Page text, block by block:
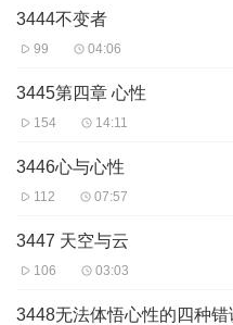
3444不变者
99 04:06
3445第四章 心性
154 14:11
3446心与心性
112 07:57
3447 天空与云
106 03:03
3448无法体悟心性的四种错